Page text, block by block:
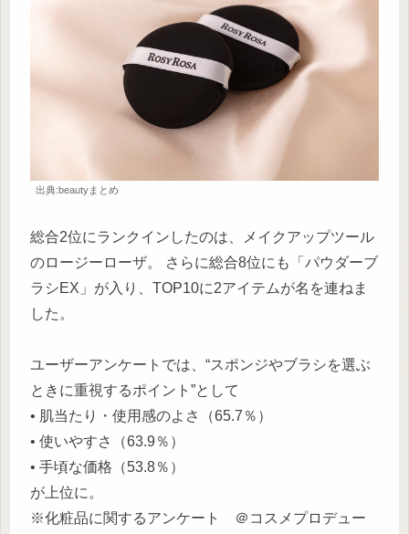
出典:beautyまとめ
総合2位にランクインしたのは、メイクアップツール
のロージーローザ。 さらに総合8位にも「パウダーブ
ラシEX」が入り、TOP10に2アイテムが名を連ねま
した。
ユーザーアンケートでは、“スポンジやブラシを選ぶ
ときに重視するポイント”として
• 肌当たり・使用感のよさ（65.7％）
• 使いやすさ（63.9％）
• 手頃な価格（53.8％）
が上位に。
※化粧品に関するアンケート ＠コスメプロデュー